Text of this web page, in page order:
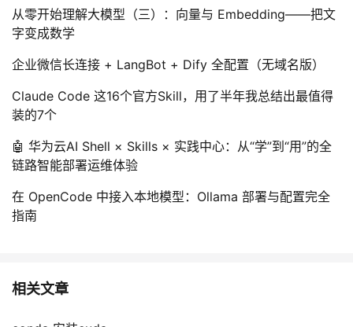
从零开始理解大模型（三）：向量与 Embedding——把文
字变成数学
企业微信长连接 + LangBot + Dify 全配置（无域名版）
Claude Code 这16个官方Skill，用了半年我总结出最值得
装的7个
🤖 华为云AI Shell × Skills × 实践中心：从“学”到“用”的全
链路智能部署运维体验
在 OpenCode 中接入本地模型：Ollama 部署与配置完全
指南
相关文章